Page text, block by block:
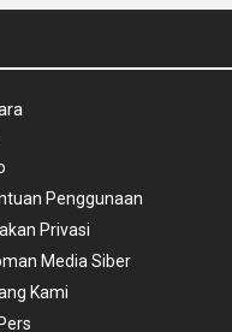
Penggunaan
Privasi
Media Siber
Kami